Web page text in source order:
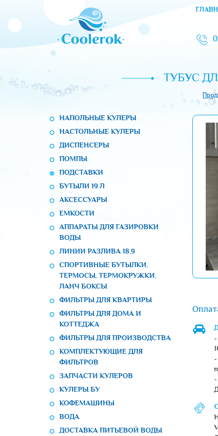
ТУБУС
НАПОЛЬНЫЕ КУЛЕРЫ
НАСТОЛЬНЫЕ КУЛЕРЫ
ДИСПЕНСЕРЫ
ПОМПЫ
ПОДСТАВКИ
БУТЫЛИ 19 Л
АКСЕССУАРЫ
ЕМКОСТИ
АППАРАТЫ ДЛЯ ГАЗИРОВКИ
ВОДЫ
ЛИНИИ РАЗЛИВА 18,9
СПОРТИВНЫЕ БУТЫЛКИ,
ТЕРМОСЫ, ТЕРМОКРУЖКИ,
ЛАНЧ БОКСЫ
ФИЛЬТРЫ ДЛЯ КВАРТИРЫ
ФИЛЬТРЫ ДЛЯ ДОМА И
КОТТЕДЖА
ФИЛЬТРЫ ДЛЯ ПРОИЗВОДСТВА
КОМПЛЕКТУЮЩИЕ ДЛЯ
ФИЛЬТРОВ
ЗАПЧАСТИ КУЛЕРОВ
КУЛЕРЫ БУ
КОФЕМАШИНЫ
ВОДА
ДОСТАВКА ПИТЬЕВОЙ ВОДЫ